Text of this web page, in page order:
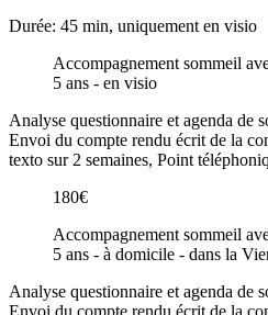
Durée: 45 min, uniquement en visio
Accompagnement sommeil
5 ans - en visio
Analyse questionnaire et agenda de
Envoi du compte rendu écrit de la
texto sur 2 semaines, Point
180€
Accompagnement sommeil
5 ans - à domicile - dans la
Analyse questionnaire et agenda de
Envoi du compte rendu écrit de la